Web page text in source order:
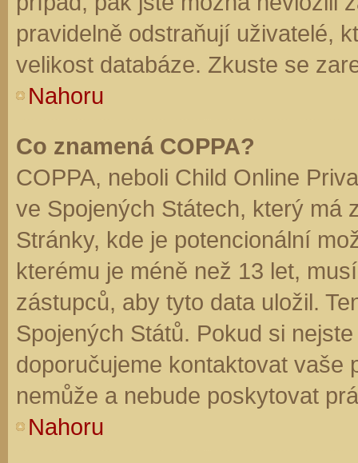
pravidelně odstraňují uživatelé,
velikost databáze. Zkuste se
Nahoru
Co znamená COPPA?
COPPA, neboli Child Online
ve Spojených Státech, který má
Stránky, kde je potencionální
kterému je méně než 13 let,
zástupců, aby tyto data uložil.
Spojených Států. Pokud si
doporučujeme kontaktovat vaše
nemůže a nebude poskytovat
Nahoru